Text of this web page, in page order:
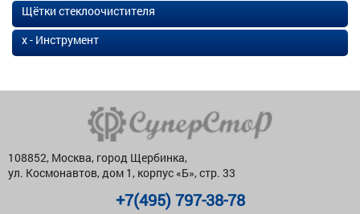
Щётки стеклоочистителя
х - Инструмент
108852, Москва, город Щербинка,
ул. Космонавтов, дом 1, корпус «Б», стр. 33
+7(495) 797-38-78